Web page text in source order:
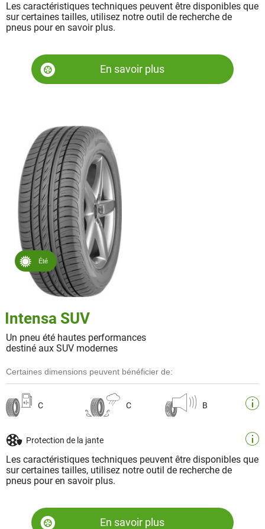
Les caractéristiques techniques peuvent être disponibles que
sur certaines tailles, utilisez notre outil de recherche de
pneus pour en savoir plus.
En savoir plus
Été
Intensa SUV
Un pneu été hautes performances
destiné aux SUV modernes
Certaines dimensions peuvent bénéficier de:
C C B
Protection de la jante
Les caractéristiques techniques peuvent être disponibles que
sur certaines tailles, utilisez notre outil de recherche de
pneus pour en savoir plus.
En savoir plus